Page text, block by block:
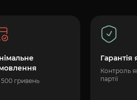
500 гривень
Гарантія
Контроль
партії